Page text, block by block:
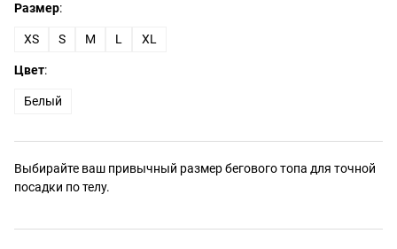
Размер:
XS S M L XL
Цвет:
Белый
Выбирайте ваш привычный размер бегового топа для точной
посадки по телу.